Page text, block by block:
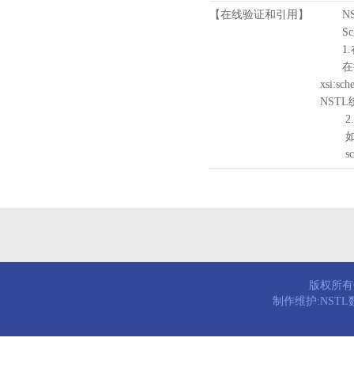
【在线验证和引用】
1.
在待
NSTL
2.
如需
版权所
制作维护:NSTL